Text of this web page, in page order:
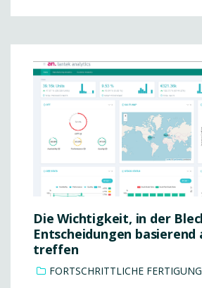
Die Wichtigkeit, in der
Entscheidungen basierend
treffen
FORTSCHRITTLICHE FERTIGUNG